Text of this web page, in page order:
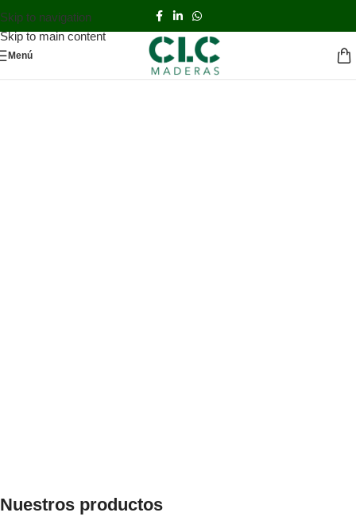
Skip to navigation
Skip to main content
Menú
Nuestros productos